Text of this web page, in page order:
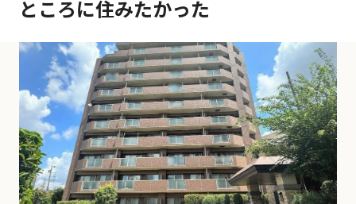
ところに住みたかった